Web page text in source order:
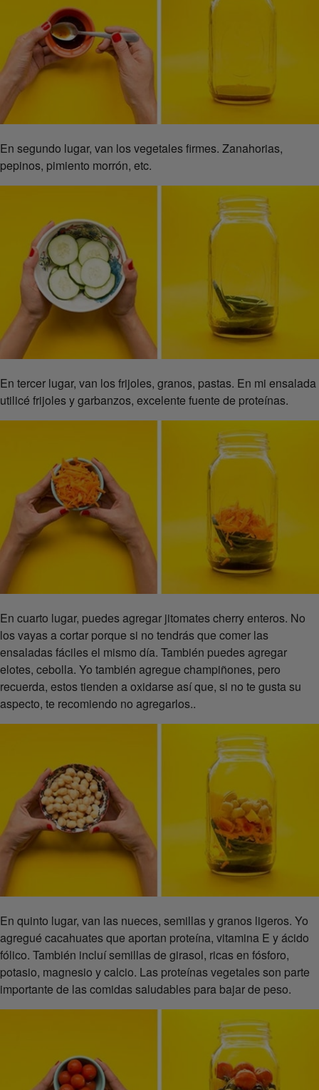
En segundo lugar, van los vegetales firmes. Zanahorias,
pepinos, pimiento morrón, etc.
En tercer lugar, van los frijoles, granos, pastas. En mi ensalada
utilicé frijoles y garbanzos, excelente fuente de proteínas.
En cuarto lugar, puedes agregar jitomates cherry enteros. No
los vayas a cortar porque si no tendrás que comer las
ensaladas fáciles el mismo día. También puedes agregar
elotes, cebolla. Yo también agregue champiñones, pero
recuerda, estos tienden a oxidarse así que, si no te gusta su
aspecto, te recomiendo no agregarlos..
En quinto lugar, van las nueces, semillas y granos ligeros. Yo
agregué cacahuates que aportan proteína, vitamina E y ácido
fólico. También incluí semillas de girasol, ricas en fósforo,
potasio, magnesio y calcio. Las proteínas vegetales son parte
importante de las comidas saludables para bajar de peso.